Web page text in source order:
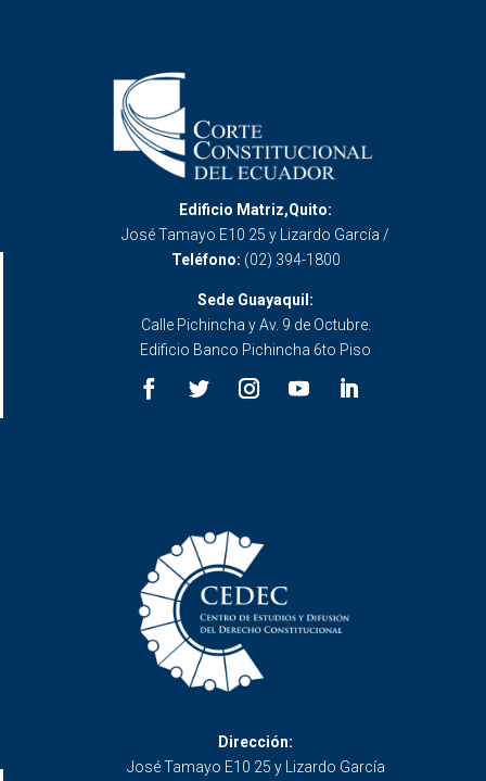
Edificio Matriz,Quito:
José Tamayo E10 25 y Lizardo García /
Teléfono: (02) 394-1800
Sede Guayaquil:
Calle Pichincha y Av. 9 de Octubre.
Edificio Banco Pichincha 6to Piso
Dirección:
José Tamayo E10 25 y Lizardo García